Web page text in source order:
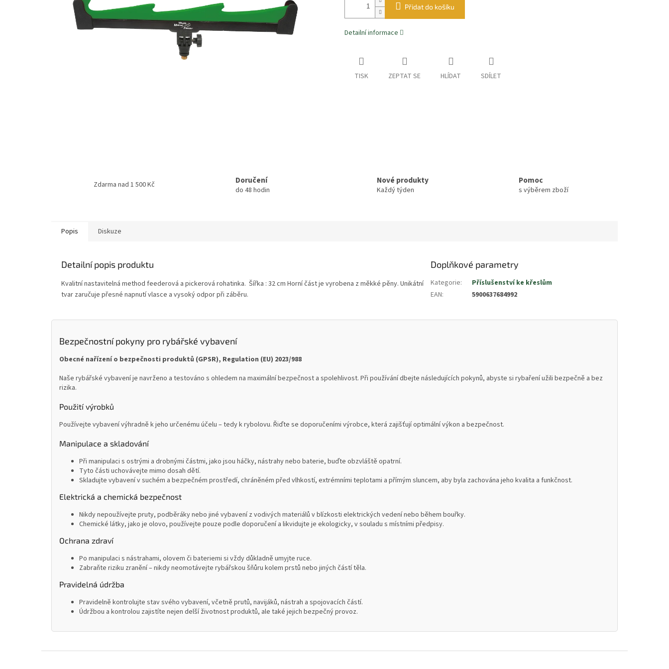
Přidat do košíku
Detailní informace
TISK ZEPTAT SE HLÍDAT SDÍLET
Zdarma nad 1 500 Kč Doručení
do 48 hodin
Nové produkty
Každý týden
Pomoc
s výběrem zboží
Popis Diskuze
Detailní popis produktu
Kvalitní nastavitelná method feederová a pickerová rohatinka. Šířka : 32 cm Horní část je vyrobena z měkké pěny. Unikátní
tvar zaručuje přesné napnutí vlasce a vysoký odpor při záběru.
Doplňkové parametry
Kategorie:
Příslušenství ke křeslům
EAN: 5900637684992
Bezpečnostní pokyny pro rybářské vybavení
Obecné nařízení o bezpečnosti produktů (GPSR), Regulation (EU) 2023/988
Naše rybářské vybavení je navrženo a testováno s ohledem na maximální bezpečnost a spolehlivost. Při používání dbejte následujících pokynů, abyste si rybaření užili bezpečně a bez
rizika.
Použití výrobků
Používejte vybavení výhradně k jeho určenému účelu – tedy k rybolovu. Řiďte se doporučeními výrobce, která zajišťují optimální výkon a bezpečnost.
Manipulace a skladování
Při manipulaci s ostrými a drobnými částmi, jako jsou háčky, nástrahy nebo baterie, buďte obzvláště opatrní.
Tyto části uchovávejte mimo dosah dětí.
Skladujte vybavení v suchém a bezpečném prostředí, chráněném před vlhkostí, extrémními teplotami a přímým sluncem, aby byla zachována jeho kvalita a funkčnost.
Elektrická a chemická bezpečnost
Nikdy nepoužívejte pruty, podběráky nebo jiné vybavení z vodivých materiálů v blízkosti elektrických vedení nebo během bouřky.
Chemické látky, jako je olovo, používejte pouze podle doporučení a likvidujte je ekologicky, v souladu s místními předpisy.
Ochrana zdraví
Po manipulaci s nástrahami, olovem či bateriemi si vždy důkladně umyjte ruce.
Zabraňte riziku zranění – nikdy neomotávejte rybářskou šňůru kolem prstů nebo jiných částí těla.
Pravidelná údržba
Pravidelně kontrolujte stav svého vybavení, včetně prutů, navijáků, nástrah a spojovacích částí.
Údržbou a kontrolou zajistíte nejen delší životnost produktů, ale také jejich bezpečný provoz.